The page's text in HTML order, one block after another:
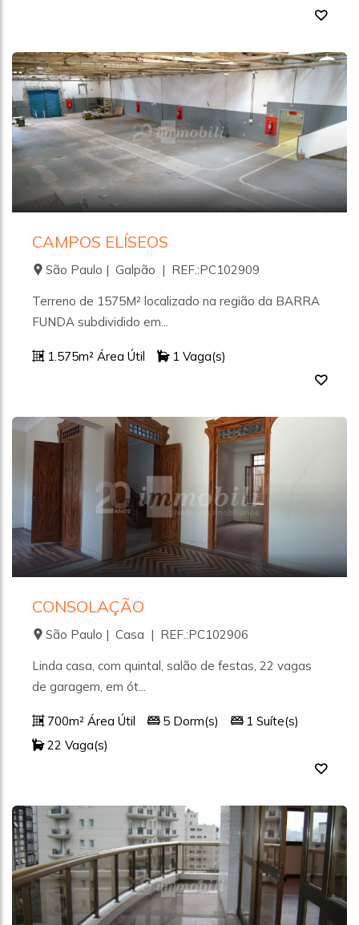
CAMPOS ELÍSEOS
São Paulo | Galpão | REF.:PC102909
Terreno de 1575M² localizado na região da BARRA
FUNDA subdividido em...
1.575m² Área Útil 1 Vaga(s)
CONSOLAÇÃO
São Paulo | Casa | REF.:PC102906
Linda casa, com quintal, salão de festas, 22 vagas
de garagem, em ót...
700m² Área Útil 5 Dorm(s)
1 Suíte(s)
22 Vaga(s)